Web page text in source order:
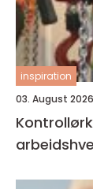
inspiration
03. August 2026
Kontrollørkurs veien til